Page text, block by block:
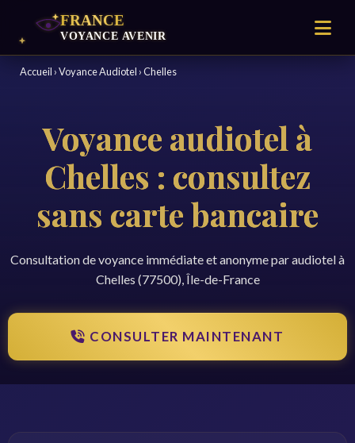
Accueil ›Voyance Audiotel ›Chelles
Voyance audiotel à
Chelles : consultez
sans carte bancaire
Consultation de voyance immédiate et anonyme par audiotel à
Chelles (77500), Île-de-France
CONSULTER MAINTENANT